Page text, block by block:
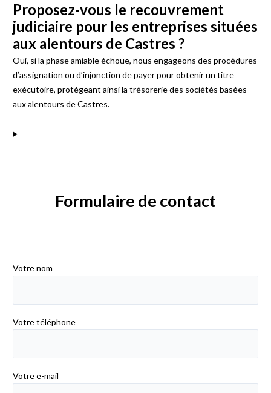
Proposez-vous le recouvrement
judiciaire pour les entreprises situées
aux alentours de Castres ?
Oui, si la phase amiable échoue, nous engageons des procédures
d’assignation ou d’injonction de payer pour obtenir un titre
exécutoire, protégeant ainsi la trésorerie des sociétés basées
aux alentours de Castres.
Formulaire de contact
Votre nom
Votre téléphone
Votre e-mail